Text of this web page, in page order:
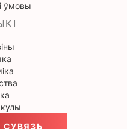
ўмовы
СУВЯЗЬ